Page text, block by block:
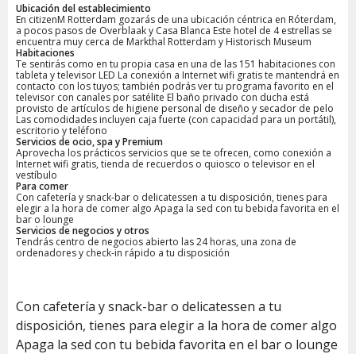
Ubicación del establecimiento
En citizenM Rotterdam gozarás de una ubicación céntrica en Róterdam,
a pocos pasos de Overblaak y Casa Blanca Este hotel de 4 estrellas se
encuentra muy cerca de Markthal Rotterdam y Historisch Museum
Habitaciones
Te sentirás como en tu propia casa en una de las 151 habitaciones con
tableta y televisor LED La conexión a Internet wifi gratis te mantendrá en
contacto con los tuyos; también podrás ver tu programa favorito en el
televisor con canales por satélite El baño privado con ducha está
provisto de artículos de higiene personal de diseño y secador de pelo
Las comodidades incluyen caja fuerte (con capacidad para un portátil),
escritorio y teléfono
Servicios de ocio, spa y Premium
Aprovecha los prácticos servicios que se te ofrecen, como conexión a
Internet wifi gratis, tienda de recuerdos o quiosco o televisor en el
vestíbulo
Para comer
Con cafetería y snack-bar o delicatessen a tu disposición, tienes para
elegir a la hora de comer algo Apaga la sed con tu bebida favorita en el
bar o lounge
Servicios de negocios y otros
Tendrás centro de negocios abierto las 24 horas, una zona de
ordenadores y check-in rápido a tu disposición
Con cafetería y snack-bar o delicatessen a tu
disposición, tienes para elegir a la hora de comer algo
Apaga la sed con tu bebida favorita en el bar o lounge